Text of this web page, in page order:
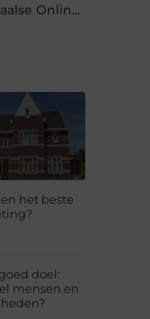
Toekomsttrends in Veenendaalse Online Marketing
het beste
doel:
mensen en